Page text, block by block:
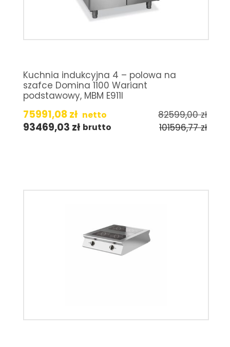
Kuchnia indukcyjna 4 – polowa na
szafce Domina 1100 Wariant
podstawowy, MBM E911I
75991,08zł netto 82599,00zł
93469,03 zł brutto 101596,77zł